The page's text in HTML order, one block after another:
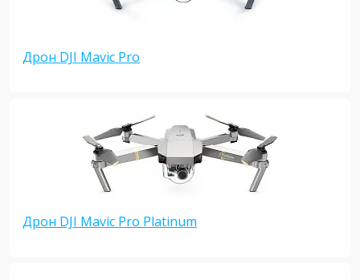
Дрон DJI Mavic Pro
Дрон DJI Mavic Pro Platinum